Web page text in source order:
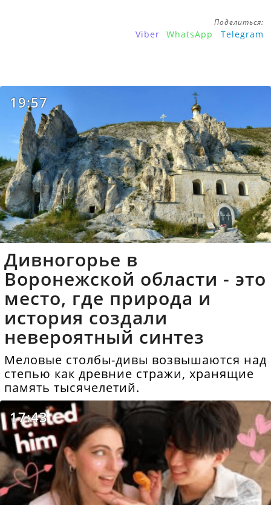
Поделиться:
Viber WhatsApp Telegram
19:57
Дивногорье в
Воронежской области - это
место, где природа и
история создали
невероятный синтез
Меловые столбы-дивы возвышаются над
степью как древние стражи, хранящие
память тысячелетий.
17:43